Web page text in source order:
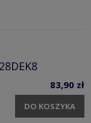
83,90 zł
DO KOSZYKA